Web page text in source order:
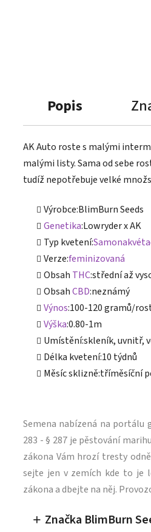
Popis
AK Auto roste s malými
malými listy. Sama od sebe
tudíž nepotřebuje velké
Výrobce:BlimBurn Seeds
Genetika:Lowryder x AK
Typ kvetení:
Verze:feminizovaná
Obsah THC:střední až
ObsahCBD:neznámý
Výnos:100-120 gramů/
Výška:0.80-1m
Umístění:skleník, uvnitř,
Délka kvetení:10 týdnů
Měsíc sklizně:tříměsíční
Semena nabízená na portálu
283 - § 287 je pěstování
zákona Vám hrozí tresty
sejte jen v zemích kde to je
zákona a dbejte na něj.
Značka BlimBurn